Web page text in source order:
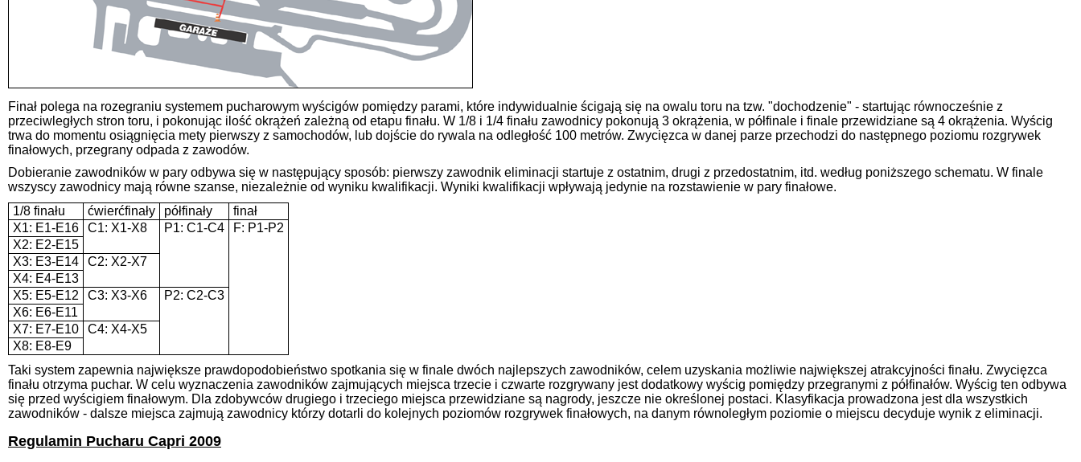
Finał polega na rozegraniu systemem pucharowym wyścigów pomiędzy parami, które indywidualnie ścigają się na owalu toru na tzw. "dochodzenie" - startując równocześnie z
przeciwległych stron toru, i pokonując ilość okrążeń zależną od etapu finału. W 1/8 i 1/4 finału zawodnicy pokonują 3 okrążenia, w półfinale i finale przewidziane są 4 okrążenia. Wyścig
trwa do momentu osiągnięcia mety pierwszy z samochodów, lub dojście do rywala na odległość 100 metrów. Zwycięzca w danej parze przechodzi do następnego poziomu rozgrywek
finałowych, przegrany odpada z zawodów.
Dobieranie zawodników w pary odbywa się w następujący sposób: pierwszy zawodnik eliminacji startuje z ostatnim, drugi z przedostatnim, itd. według poniższego schematu. W finale
wszyscy zawodnicy mają równe szanse, niezależnie od wyniku kwalifikacji. Wyniki kwalifikacji wpływają jedynie na rozstawienie w pary finałowe.
1/8 finału
ćwierćfinały półfinały
finał
X1: E1-E16
C1: X1-X8 P1: C1-C4
F: P1-P2
X2: E2-E15
X3: E3-E14
C2: X2-X7
X4: E4-E13
X5: E5-E12
C3: X3-X6
P2: C2-C3
X6: E6-E11
X7: E7-E10
C4: X4-X5
X8: E8-E9
Taki system zapewnia największe prawdopodobieństwo spotkania się w finale dwóch najlepszych zawodników, celem uzyskania możliwie największej atrakcyjności finału. Zwycięzca
finału otrzyma puchar. W celu wyznaczenia zawodników zajmujących miejsca trzecie i czwarte rozgrywany jest dodatkowy wyścig pomiędzy przegranymi z półfinałów. Wyścig ten odbywa
się przed wyścigiem finałowym. Dla zdobywców drugiego i trzeciego miejsca przewidziane są nagrody, jeszcze nie określonej postaci. Klasyfikacja prowadzona jest dla wszystkich
zawodników - dalsze miejsca zajmują zawodnicy którzy dotarli do kolejnych poziomów rozgrywek finałowych, na danym równoległym poziomie o miejscu decyduje wynik z eliminacji.
Regulamin Pucharu Capri 2009